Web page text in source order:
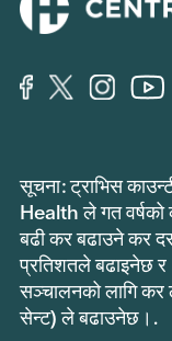
सूचना: ट्राभिस
Health ले गत वर्षको
बढी कर बढाउने कर
प्रतिशतले बढाइनेछ
सञ्चालनको लागि
सेन्ट) ले बढाउनेछ।.